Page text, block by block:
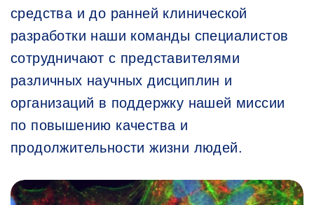
средства и до ранней клинической
разработки наши команды специалистов
сотрудничают с представителями
различных научных дисциплин и
организаций в поддержку нашей миссии
по повышению качества и
продолжительности жизни людей.